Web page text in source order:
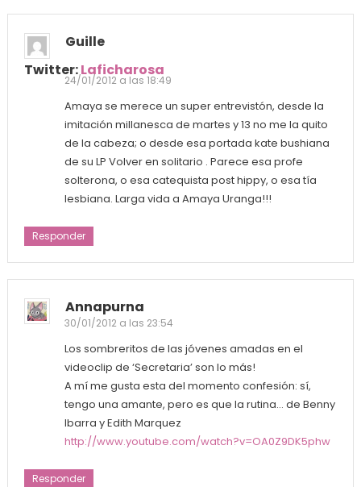
Guille
Twitter:Laficharosa
24/01/2012 a las 18:49
Amaya se merece un super entrevistón, desde la
imitación millanesca de martes y 13 no me la quito
de la cabeza; o desde esa portada kate bushiana
de su LP Volver en solitario . Parece esa profe
solterona, o esa catequista post hippy, o esa tía
lesbiana. Larga vida a Amaya Uranga!!!
Responder
Annapurna
30/01/2012 a las 23:54
Los sombreritos de las jóvenes amadas en el
videoclip de ‘Secretaria’ son lo más!
A mí me gusta esta del momento confesión: sí,
tengo una amante, pero es que la rutina… de Benny
Ibarra y Edith Marquez
http://www.youtube.com/watch?v=OA0Z9DK5phw
Responder